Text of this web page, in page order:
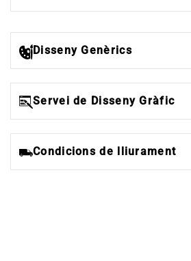
Disseny Genèrics
Servei de Disseny Gràfic
Condicions de lliurament